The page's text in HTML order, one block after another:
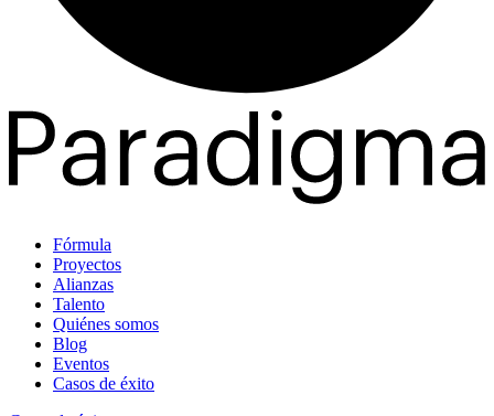
Fórmula
Proyectos
Alianzas
Talento
Quiénes somos
Blog
Eventos
Casos de éxito